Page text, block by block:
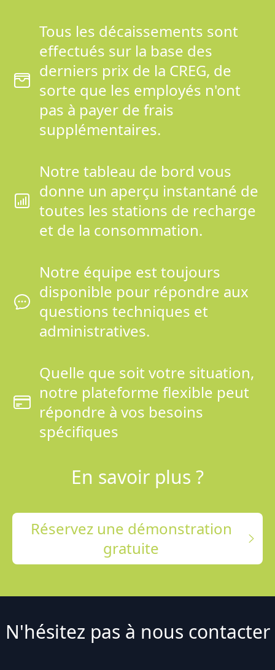
Tous les décaissements sont
effectués sur la base des
derniers prix de la CREG, de
sorte que les employés n'ont
pas à payer de frais
supplémentaires.
Notre tableau de bord vous
donne un aperçu instantané de
toutes les stations de recharge
et de la consommation.
Notre équipe est toujours
disponible pour répondre aux
questions techniques et
administratives.
Quelle que soit votre situation,
notre plateforme flexible peut
répondre à vos besoins
spécifiques
En savoir plus ?
Réservez une démonstration
gratuite
N'hésitez pas à nous contacter